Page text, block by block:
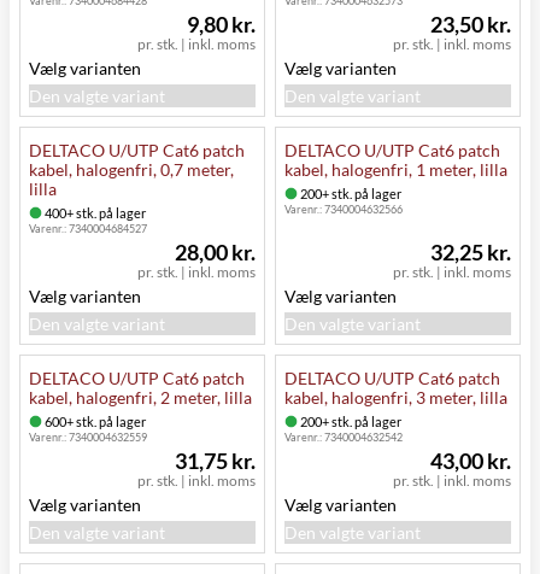
pr. stk. | inkl. moms
9,80 kr.
Vælg varianten
Den valgte variant
pr. stk. | inkl. moms
23,50 kr.
Vælg varianten
Den valgte variant
DELTACO U/UTP Cat6 patch
kabel, halogenfri, 0,7 meter,
lilla
400+ stk. på lager
Varenr.:7340004684527
pr. stk. | inkl. moms
28,00 kr.
Vælg varianten
Den valgte variant
DELTACO U/UTP Cat6 patch
kabel, halogenfri, 1 meter, lilla
200+ stk. på lager
Varenr.:7340004632566
pr. stk. | inkl. moms
32,25 kr.
Vælg varianten
Den valgte variant
DELTACO U/UTP Cat6 patch
kabel, halogenfri, 2 meter, lilla
600+ stk. på lager
Varenr.:7340004632559
pr. stk. | inkl. moms
31,75 kr.
Vælg varianten
Den valgte variant
DELTACO U/UTP Cat6 patch
kabel, halogenfri, 3 meter, lilla
200+ stk. på lager
Varenr.:7340004632542
pr. stk. | inkl. moms
43,00 kr.
Vælg varianten
Den valgte variant